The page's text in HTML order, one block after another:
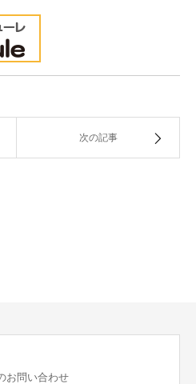
次の記事
お問い合わせ